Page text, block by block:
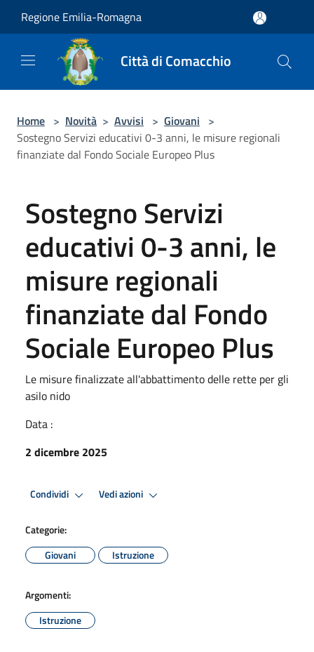
Regione Emilia-Romagna
Città di Comacchio
Home > Novità > Avvisi > Giovani >
Sostegno Servizi educativi 0-3 anni, le misure regionali
finanziate dal Fondo Sociale Europeo Plus
Sostegno Servizi
educativi 0-3 anni, le
misure regionali
finanziate dal Fondo
Sociale Europeo Plus
Le misure finalizzate all'abbattimento delle rette per gli
asilo nido
Data :
2 dicembre 2025
Condividi Vedi azioni
Categorie:
Giovani
Istruzione
Argomenti:
Istruzione